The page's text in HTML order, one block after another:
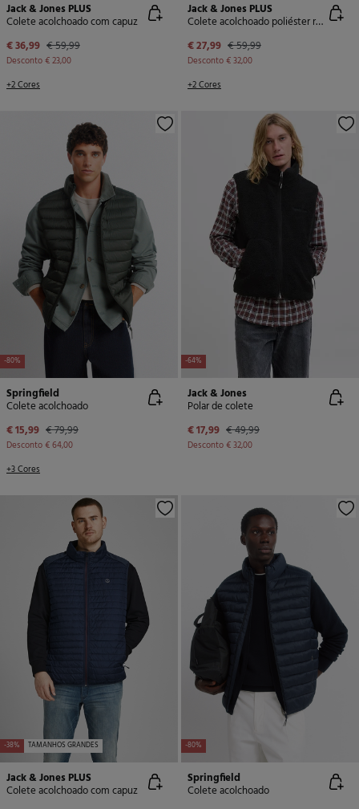
Jack & Jones PLUS
Colete acolchoado com capuz
€ 36,99 € 59,99
Desconto€ 23,00
+2 Cores
Jack & Jones PLUS
Colete acolchoado poliéster reciclado PLUS
€ 27,99 € 59,99
Desconto€ 32,00
+2 Cores
-80%
Springfield
Colete acolchoado
€ 15,99 € 79,99
Desconto€ 64,00
+3 Cores
-64%
Jack & Jones
Polar de colete
€ 17,99 € 49,99
Desconto€ 32,00
-38% TAMANHOS GRANDES
Jack & Jones PLUS
Colete acolchoado com capuz
-80%
Springfield
Colete acolchoado